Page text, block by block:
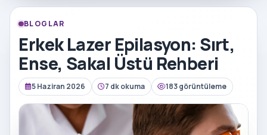
BLOGLAR
Erkek Lazer Epilasyon: Sırt,
Ense, Sakal Üstü Rehberi
5 Haziran 2026 7 dk okuma 183 görüntüleme